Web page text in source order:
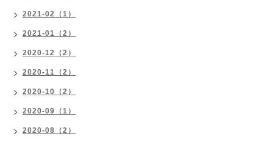
2021-02（1）
2021-01（2）
2020-12（2）
2020-11（2）
2020-10（2）
2020-09（1）
2020-08（2）